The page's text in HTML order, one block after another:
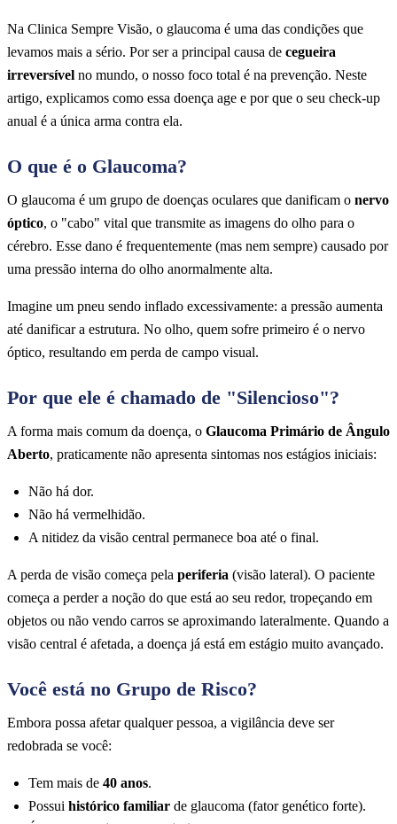
Na Clinica Sempre Visão, o glaucoma é uma das condições que
levamos mais a sério. Por ser a principal causa de cegueira
irreversível no mundo, o nosso foco total é na prevenção. Neste
artigo, explicamos como essa doença age e por que o seu check-up
anual é a única arma contra ela.
O que é o Glaucoma?
O glaucoma é um grupo de doenças oculares que danificam o nervo
óptico, o "cabo" vital que transmite as imagens do olho para o
cérebro. Esse dano é frequentemente (mas nem sempre) causado por
uma pressão interna do olho anormalmente alta.
Imagine um pneu sendo inflado excessivamente: a pressão aumenta
até danificar a estrutura. No olho, quem sofre primeiro é o nervo
óptico, resultando em perda de campo visual.
Por que ele é chamado de "Silencioso"?
A forma mais comum da doença, o Glaucoma Primário de Ângulo
Aberto, praticamente não apresenta sintomas nos estágios iniciais:
Não há dor.
Não há vermelhidão.
A nitidez da visão central permanece boa até o final.
A perda de visão começa pela periferia (visão lateral). O paciente
começa a perder a noção do que está ao seu redor, tropeçando em
objetos ou não vendo carros se aproximando lateralmente. Quando a
visão central é afetada, a doença já está em estágio muito avançado.
Você está no Grupo de Risco?
Embora possa afetar qualquer pessoa, a vigilância deve ser
redobrada se você:
Tem mais de 40 anos.
Possui histórico familiar de glaucoma (fator genético forte).